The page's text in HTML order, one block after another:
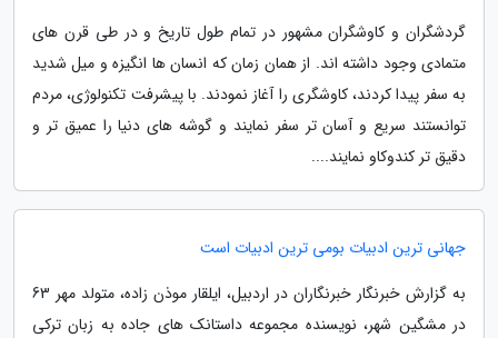
گردشگران و کاوشگران مشهور در تمام طول تاریخ و در طی قرن های
متمادی وجود داشته اند. از همان زمان که انسان ها انگیزه و میل شدید
به سفر پیدا کردند، کاوشگری را آغاز نمودند. با پیشرفت تکنولوژی، مردم
توانستند سریع و آسان تر سفر نمایند و گوشه های دنیا را عمیق تر و
دقیق تر کندوکاو نمایند....
جهانی ترین ادبیات بومی ترین ادبیات است
به گزارش خبرنگار خبرنگاران در اردبیل، ایلقار موذن زاده، متولد مهر 63
در مشگین شهر، نویسنده مجموعه داستانک های جاده به زبان ترکی